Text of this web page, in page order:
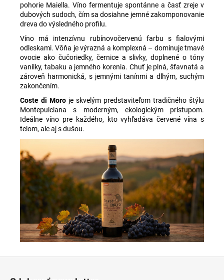
pohorie Maiella. Víno fermentuje spontánne a časť zreje v
dubových sudoch, čím sa dosiahne jemné zakomponovanie
dreva do výsledného profilu.
Víno má intenzívnu rubínovočervenú farbu s fialovými
odleskami. Vôňa je výrazná a komplexná – dominuje tmavé
ovocie ako čučoriedky, černice a slivky, doplnené o tóny
vanilky, tabaku a jemného korenia. Chuť je plná, šťavnatá a
zároveň harmonická, s jemnými tanínmi a dlhým, suchým
zakončením.
Coste di Moro je skvelým predstaviteľom tradičného štýlu
Montepulciana s moderným, ekologickým prístupom.
Ideálne víno pre každého, kto vyhľadáva červené vína s
telom, ale aj s dušou.